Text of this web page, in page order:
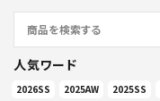
人気ワード
2026SS 2025AW 2025SS